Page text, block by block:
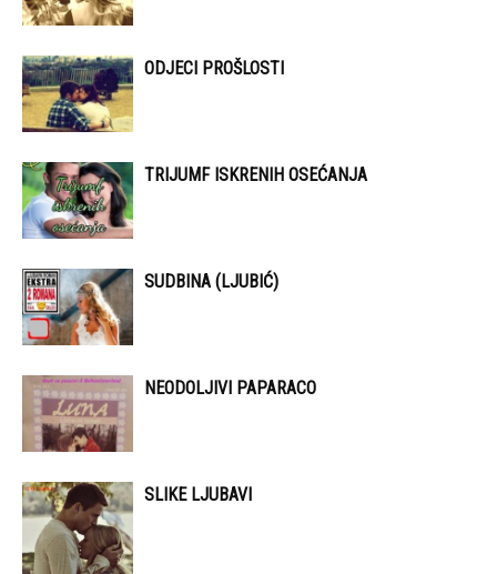
ODJECI PROŠLOSTI
TRIJUMF ISKRENIH OSEĆANJA
SUDBINA (LJUBIĆ)
NEODOLJIVI PAPARACO
SLIKE LJUBAVI